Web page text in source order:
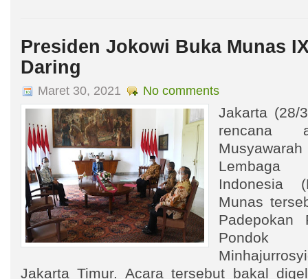
Presiden Jokowi Buka Munas
Daring
Maret 30, 2021 No comments
Jakarta (28/
rencana
Indonesia
Munas
Padepokan
Jakarta Timur. Acara tersebut bakal